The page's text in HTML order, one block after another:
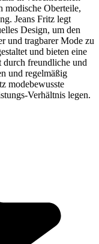
modische Oberteile,
Jeans Fritz legt
Design, um den
und tragbarer Mode zu
und bieten eine
durch freundliche und
und regelmäßig
modebewusste
Verhältnis legen.